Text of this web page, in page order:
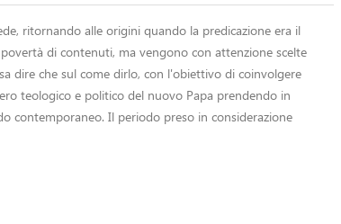
ritornando alle origini quando la predicazione era il
di contenuti, ma vengono con attenzione scelte
dire che sul come dirlo, con l'obiettivo di coinvolgere
teologico e politico del nuovo Papa prendendo in
contemporaneo. Il periodo preso in considerazione